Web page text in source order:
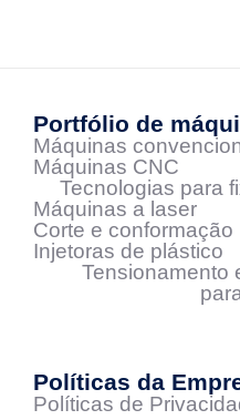
Portfólio de
Máquinas
Máquinas CNC
Tecnologias para
Máquinas a laser
Corte e conformação
Injetoras de plástico
Tensionamento
Políticas da
Políticas de